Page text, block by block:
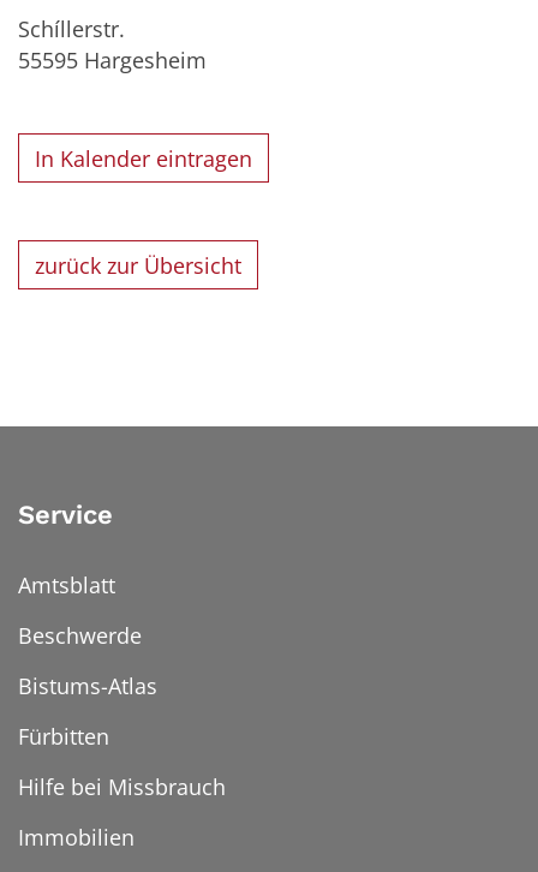
Schíllerstr.
55595 Hargesheim
In Kalender eintragen
zurück zur Übersicht
Service
Amtsblatt
Beschwerde
Bistums-Atlas
Fürbitten
Hilfe bei Missbrauch
Immobilien